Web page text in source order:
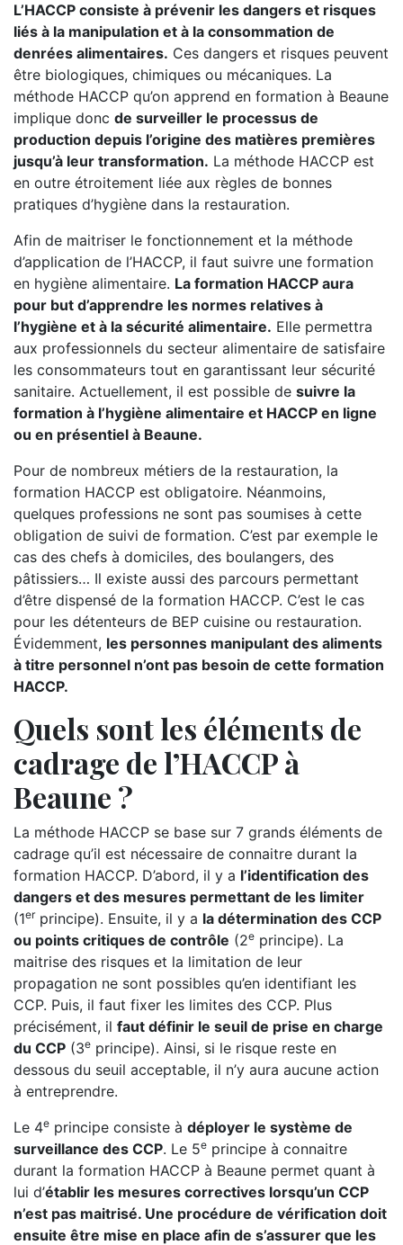
L’HACCP consiste à prévenir les dangers et risques
liés à la manipulation et à la consommation de
denrées alimentaires. Ces dangers et risques peuvent
être biologiques, chimiques ou mécaniques. La
méthode HACCP qu’on apprend en formation à Beaune
implique donc de surveiller le processus de
production depuis l’origine des matières premières
jusqu’à leur transformation. La méthode HACCP est
en outre étroitement liée aux règles de bonnes
pratiques d’hygiène dans la restauration.
Afin de maitriser le fonctionnement et la méthode
d’application de l’HACCP, il faut suivre une formation
en hygiène alimentaire. La formation HACCP aura
pour but d’apprendre les normes relatives à
l’hygiène et à la sécurité alimentaire. Elle permettra
aux professionnels du secteur alimentaire de satisfaire
les consommateurs tout en garantissant leur sécurité
sanitaire. Actuellement, il est possible de suivre la
formation à l’hygiène alimentaire et HACCP en ligne
ou en présentiel à Beaune.
Pour de nombreux métiers de la restauration, la
formation HACCP est obligatoire. Néanmoins,
quelques professions ne sont pas soumises à cette
obligation de suivi de formation. C’est par exemple le
cas des chefs à domiciles, des boulangers, des
pâtissiers… Il existe aussi des parcours permettant
d’être dispensé de la formation HACCP. C’est le cas
pour les détenteurs de BEP cuisine ou restauration.
Évidemment, les personnes manipulant des aliments
à titre personnel n’ont pas besoin de cette formation
HACCP.
Quels sont les éléments de
cadrage de l’HACCP à
Beaune ?
La méthode HACCP se base sur 7 grands éléments de
cadrage qu’il est nécessaire de connaitre durant la
formation HACCP. D’abord, il y a l’identification des
dangers et des mesures permettant de les limiter
(1erprincipe). Ensuite, il y a la détermination des CCP
ou points critiques de contrôle (2e principe). La
maitrise des risques et la limitation de leur
propagation ne sont possibles qu’en identifiant les
CCP. Puis, il faut fixer les limites des CCP. Plus
précisément, il faut définir le seuil de prise en charge
du CCP (3e principe). Ainsi, si le risque reste en
dessous du seuil acceptable, il n’y aura aucune action
à entreprendre.
Le 4e principe consiste à déployer le système de
surveillance des CCP. Le 5e principe à connaitre
durant la formation HACCP à Beaune permet quant à
lui d’établir les mesures correctives lorsqu’un CCP
n’est pas maitrisé. Une procédure de vérification doit
ensuite être mise en place afin de s’assurer que les